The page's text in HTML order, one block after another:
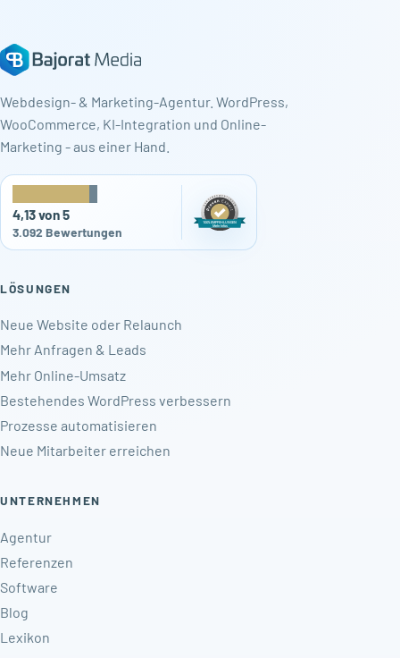
Webdesign- & Marketing-Agentur. WordPress,
WooCommerce, KI-Integration und Online-
Marketing - aus einer Hand.
4,13 von 5
3.092 Bewertungen
LÖSUNGEN
Neue Website oder Relaunch
Mehr Anfragen & Leads
Mehr Online-Umsatz
Bestehendes WordPress verbessern
Prozesse automatisieren
Neue Mitarbeiter erreichen
UNTERNEHMEN
Agentur
Referenzen
Software
Blog
Lexikon